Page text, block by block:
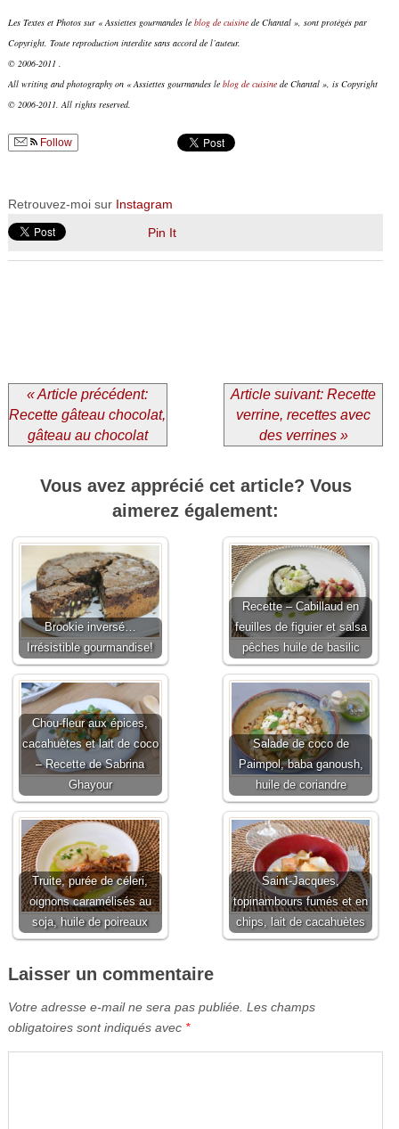
Les Textes et Photos sur « Assiettes gourmandes le blog de cuisinede Chantal », sont protégés par
Copyright. Toute reproduction interdite sans accord de l’auteur.
© 2006-2011 .
All writing and photography on « Assiettes gourmandes le blog de cuisinede Chantal », is Copyright
© 2006-2011. All rights reserved.
Follow
Retrouvez-moi sur Instagram
Pin It
« Article précédent:
Recette gâteau chocolat,
gâteau au chocolat
Article suivant: Recette
verrine, recettes avec
des verrines »
Vous avez apprécié cet article? Vous
aimerez également:
Brookie inversé…
Irrésistible gourmandise!
Recette – Cabillaud en
feuilles de figuier et salsa
pêches huile de basilic
Chou-fleur aux épices,
cacahuètes et lait de coco
– Recette de Sabrina
Ghayour
Salade de coco de
Paimpol, baba ganoush,
huile de coriandre
Truite, purée de céleri,
oignons caramélisés au
soja, huile de poireaux
Saint-Jacques,
topinambours fumés et en
chips, lait de cacahuètes
Laisser un commentaire
Votre adresse e-mail ne sera pas publiée. Les champs
obligatoires sont indiqués avec *